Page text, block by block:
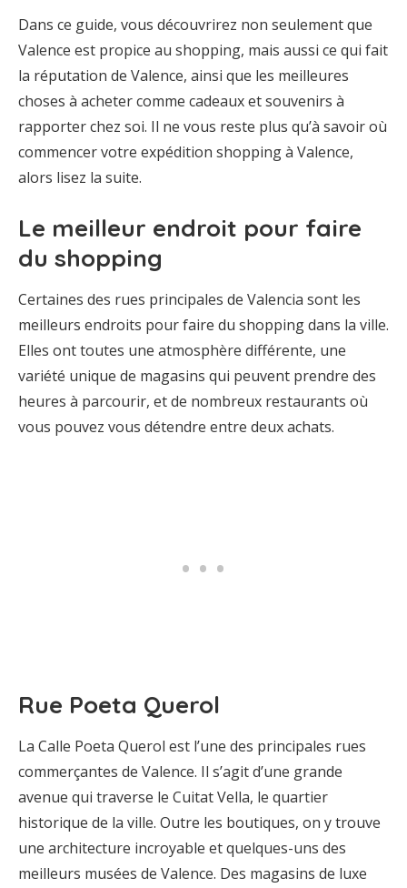
Dans ce guide, vous découvrirez non seulement que
Valence est propice au shopping, mais aussi ce qui fait
la réputation de Valence, ainsi que les meilleures
choses à acheter comme cadeaux et souvenirs à
rapporter chez soi. Il ne vous reste plus qu’à savoir où
commencer votre expédition shopping à Valence,
alors lisez la suite.
Le meilleur endroit pour faire
du shopping
Certaines des rues principales de Valencia sont les
meilleurs endroits pour faire du shopping dans la ville.
Elles ont toutes une atmosphère différente, une
variété unique de magasins qui peuvent prendre des
heures à parcourir, et de nombreux restaurants où
vous pouvez vous détendre entre deux achats.
Rue Poeta Querol
La Calle Poeta Querol est l’une des principales rues
commerçantes de Valence. Il s’agit d’une grande
avenue qui traverse le Cuitat Vella, le quartier
historique de la ville. Outre les boutiques, on y trouve
une architecture incroyable et quelques-uns des
meilleurs musées de Valence. Des magasins de luxe